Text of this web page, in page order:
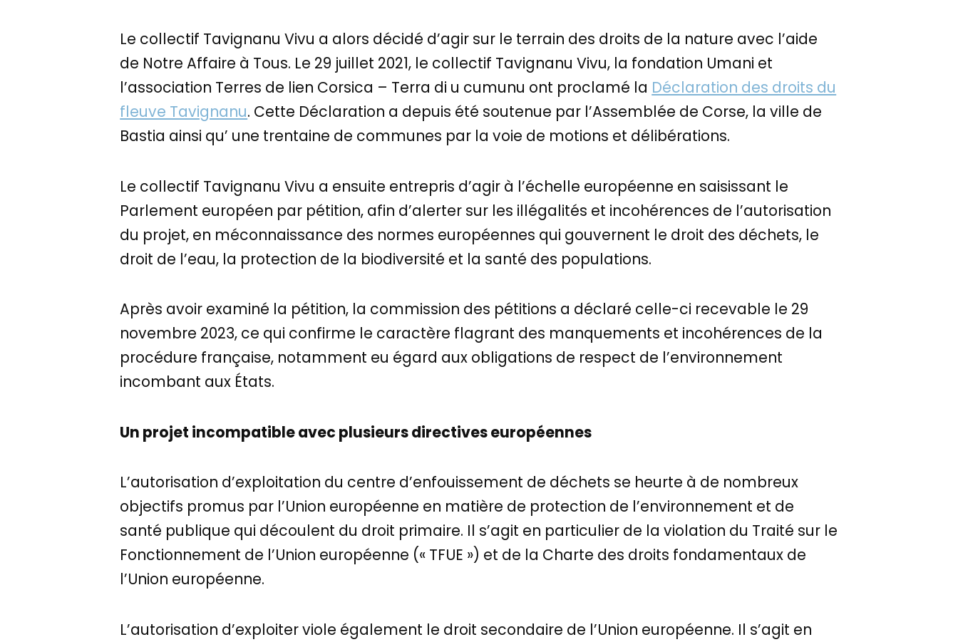
Le collectif Tavignanu Vivu a alors décidé d’agir sur le terrain des droits de la nature avec l’aide
de Notre Affaire à Tous. Le 29 juillet 2021, le collectif Tavignanu Vivu, la fondation Umani et
l’association Terres de lien Corsica – Terra di u cumunu ont proclamé la Déclaration des droits du
fleuve Tavignanu. Cette Déclaration a depuis été soutenue par l’Assemblée de Corse, la ville de
Bastia ainsi qu’ une trentaine de communes par la voie de motions et délibérations.
Le collectif Tavignanu Vivu a ensuite entrepris d’agir à l’échelle européenne en saisissant le
Parlement européen par pétition, afin d’alerter sur les illégalités et incohérences de l’autorisation
du projet, en méconnaissance des normes européennes qui gouvernent le droit des déchets, le
droit de l’eau, la protection de la biodiversité et la santé des populations.
Après avoir examiné la pétition, la commission des pétitions a déclaré celle-ci recevable le 29
novembre 2023, ce qui confirme le caractère flagrant des manquements et incohérences de la
procédure française, notamment eu égard aux obligations de respect de l’environnement
incombant aux États.
Un projet incompatible avec plusieurs directives européennes
L’autorisation d’exploitation du centre d’enfouissement de déchets se heurte à de nombreux
objectifs promus par l’Union européenne en matière de protection de l’environnement et de
santé publique qui découlent du droit primaire. Il s’agit en particulier de la violation du Traité sur le
Fonctionnement de l’Union européenne (« TFUE ») et de la Charte des droits fondamentaux de
l’Union européenne.
L’autorisation d’exploiter viole également le droit secondaire de l’Union européenne. Il s’agit en